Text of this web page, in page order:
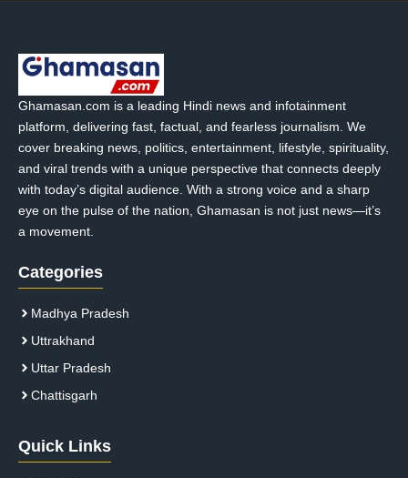
Ghamasan.com is a leading Hindi news and infotainment
platform, delivering fast, factual, and fearless journalism. We
cover breaking news, politics, entertainment, lifestyle, spirituality,
and viral trends with a unique perspective that connects deeply
with today’s digital audience. With a strong voice and a sharp
eye on the pulse of the nation, Ghamasan is not just news—it’s
a movement.
Categories
Madhya Pradesh
Uttrakhand
Uttar Pradesh
Chattisgarh
Quick Links